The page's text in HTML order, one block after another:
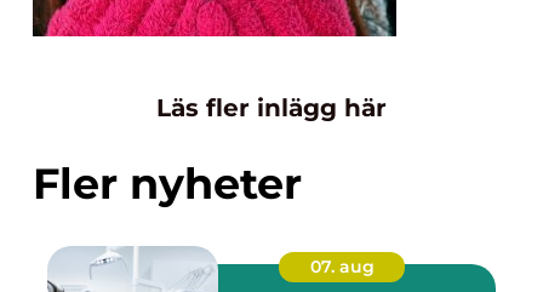
Läs fler inlägg här
Fler nyheter
07. aug